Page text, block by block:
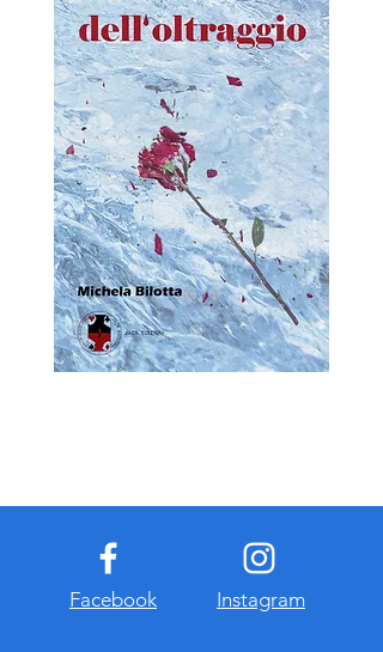
Facebook Instagram